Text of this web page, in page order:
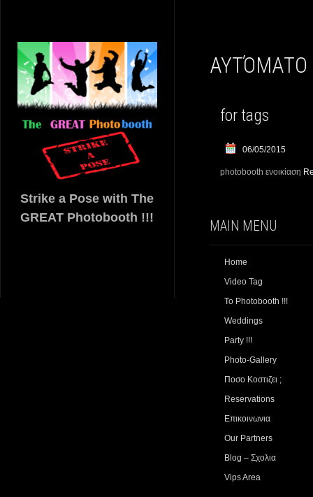
Strike a Pose with The
GREAT Photobooth !!!
ΑΥΤΌΜΑΤΟ
for tags
06/05/2015
photobooth ενοικίαση
MAIN MENU
Home
Video Tag
Το Photobooth !!!
Weddings
Party !!!
Photo-Gallery
Ποσο Κοστιζει ;
Reservations
Επικοινωνια
Our Partners
Blog – Σχολια
Vips Area